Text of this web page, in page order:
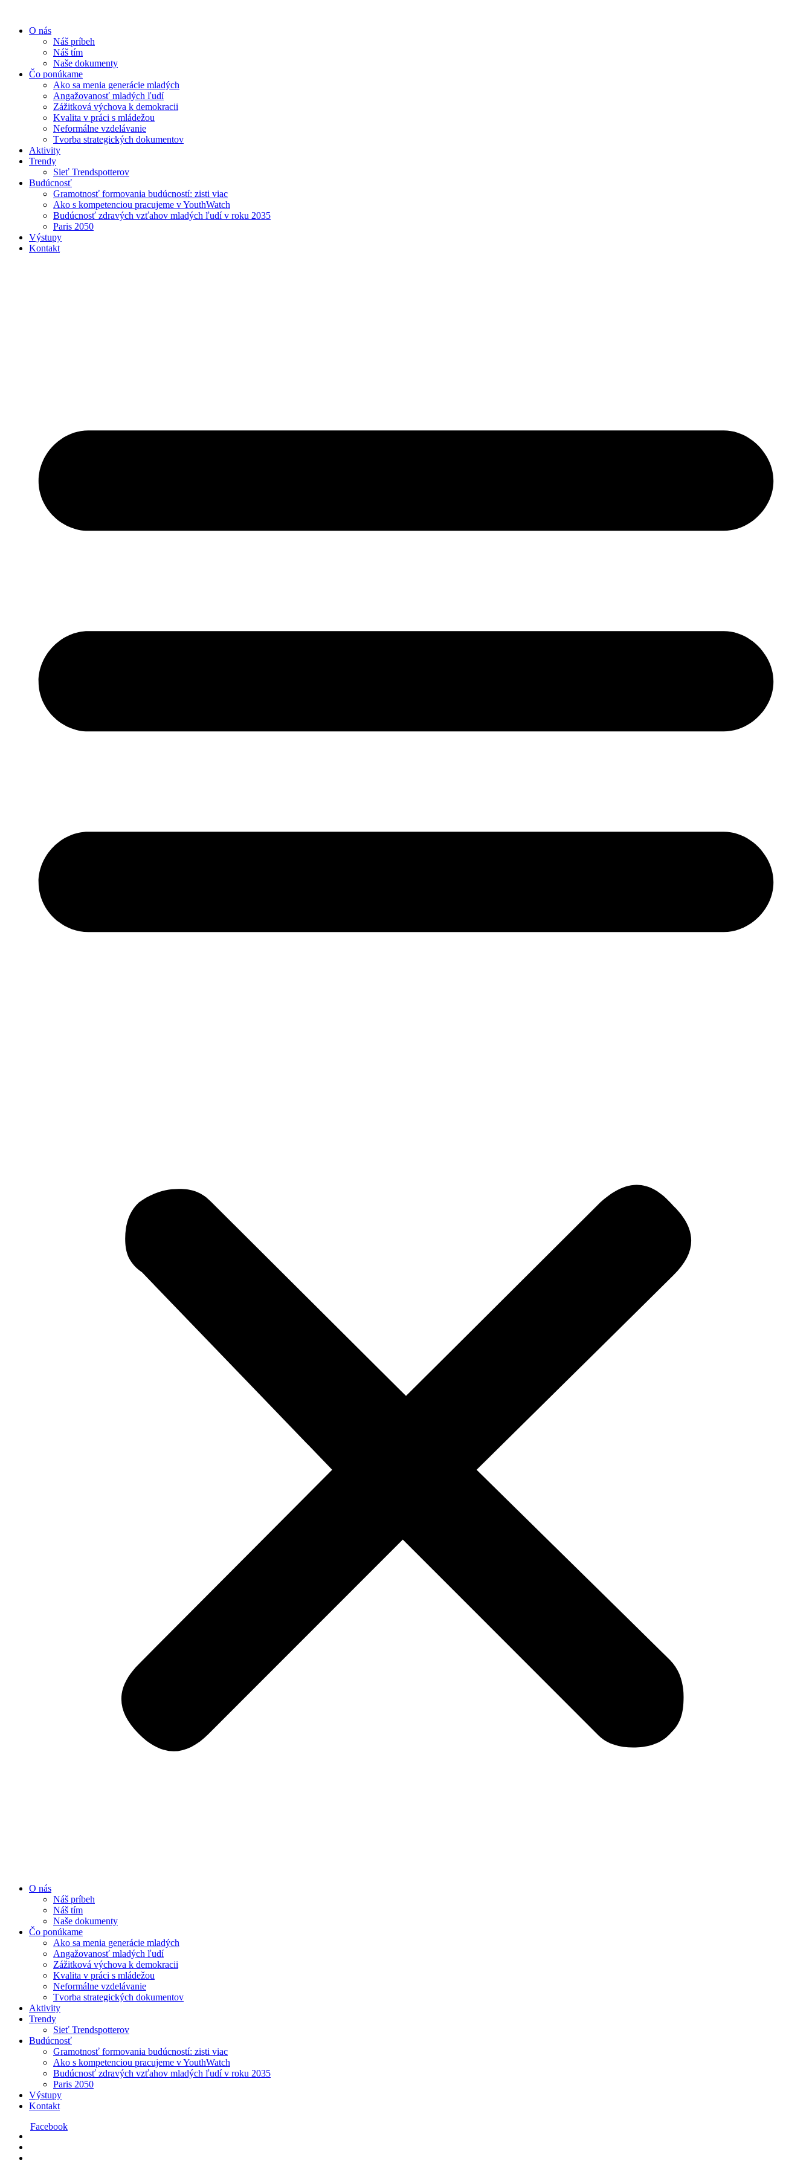
O nás
Náš príbeh
Náš tím
Naše dokumenty
Čo ponúkame
Ako sa menia generácie mladých
Angažovanosť mladých ľudí
Zážitková výchova k demokracii
Kvalita v práci s mládežou
Neformálne vzdelávanie
Tvorba strategických dokumentov
Aktivity
Trendy
Sieť Trendspotterov
Budúcnosť
Gramotnosť formovania budúcností: zisti viac
Ako s kompetenciou pracujeme v YouthWatch
Budúcnosť zdravých vzťahov mladých ľudí v roku 2035
Paris 2050
Výstupy
Kontakt
O nás
Náš príbeh
Náš tím
Naše dokumenty
Čo ponúkame
Ako sa menia generácie mladých
Angažovanosť mladých ľudí
Zážitková výchova k demokracii
Kvalita v práci s mládežou
Neformálne vzdelávanie
Tvorba strategických dokumentov
Aktivity
Trendy
Sieť Trendspotterov
Budúcnosť
Gramotnosť formovania budúcností: zisti viac
Ako s kompetenciou pracujeme v YouthWatch
Budúcnosť zdravých vzťahov mladých ľudí v roku 2035
Paris 2050
Výstupy
Kontakt
Facebook